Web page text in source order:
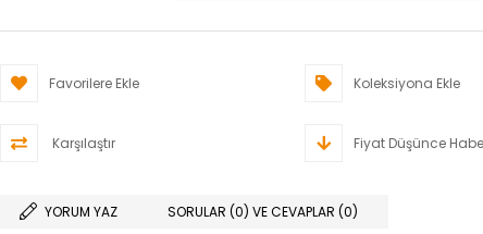
Favorilere Ekle Koleksiyona Ekle
Karşılaştır Fiyat Düşünce
YORUM YAZ SORULAR (0) VE CEVAPLAR (0)